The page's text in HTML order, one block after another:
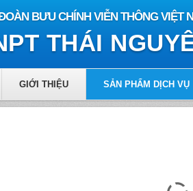
BƯU CHÍNH VIỄN THÔNG VIỆT
THÁI
GIỚI THIỆU SẢN PHẨM DỊCH VỤ